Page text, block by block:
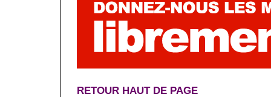
RETOUR HAUT DE PAGE